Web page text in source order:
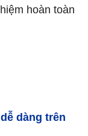
hoàn toàn
dàng trên